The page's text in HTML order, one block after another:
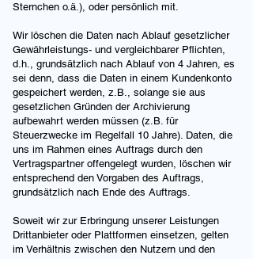
Sternchen o.ä.), oder persönlich mit.
Wir löschen die Daten nach Ablauf gesetzlicher
Gewährleistungs- und vergleichbarer Pflichten,
d.h., grundsätzlich nach Ablauf von 4 Jahren, es
sei denn, dass die Daten in einem Kundenkonto
gespeichert werden, z.B., solange sie aus
gesetzlichen Gründen der Archivierung
aufbewahrt werden müssen (z.B. für
Steuerzwecke im Regelfall 10 Jahre). Daten, die
uns im Rahmen eines Auftrags durch den
Vertragspartner offengelegt wurden, löschen wir
entsprechend den Vorgaben des Auftrags,
grundsätzlich nach Ende des Auftrags.
Soweit wir zur Erbringung unserer Leistungen
Drittanbieter oder Plattformen einsetzen, gelten
im Verhältnis zwischen den Nutzern und den